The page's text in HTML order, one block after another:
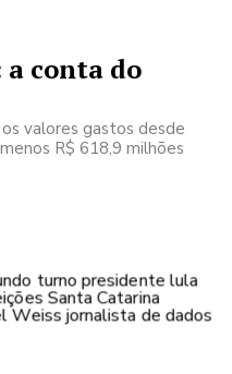
conta do
valores gastos desde
R$ 618,9 milhões